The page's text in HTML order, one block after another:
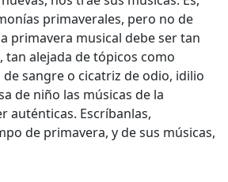
primaverales, pero no de
primavera musical debe ser tan
tan alejada de tópicos como
sangre o cicatriz de odio, idilio
de niño las músicas de la
auténticas. Escríbanlas,
de primavera, y de sus músicas,